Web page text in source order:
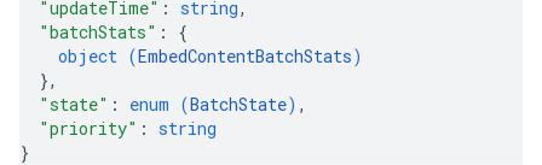
"updateTime" : string,
"batchStats" : {
object (EmbedContentBatchStats)
},
"state" : enum (BatchState) ,
"priority" : string
}